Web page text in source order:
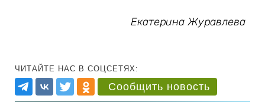
Екатерина Журавлева
ЧИТАЙТЕ НАС В СОЦСЕТЯХ:
Сообщить новость